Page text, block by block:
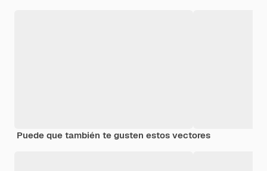
Puede que también te gusten estos vectores